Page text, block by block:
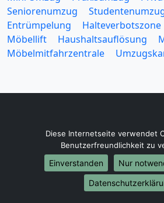
Seniorenumzug
Entrümpelung
Halteverbotszone
Möbellift
Haushaltsauflösung
Möbelmitfahrzentrale
Europa-Umzüge
Umzug von Villingen
Umzug von Villingen
Umzug von Villingen
Umzug von Villingen
Diese Internetseite verwendet
Benutzerfreundlichkeit zu
Einverstanden
Nur